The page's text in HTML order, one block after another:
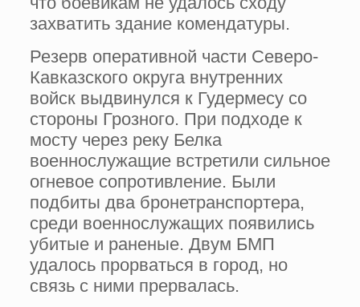
захватить здание комендатуры.
Резерв оперативной части Северо-
Кавказского округа внутренних
войск выдвинулся к Гудермесу со
стороны Грозного. При подходе к
мосту через реку Белка
военнослужащие встретили сильное
огневое сопротивление. Были
подбиты два бронетранспортера,
среди военнослужащих появились
убитые и раненые. Двум БМП
удалось прорваться в город, но
связь с ними прервалась.